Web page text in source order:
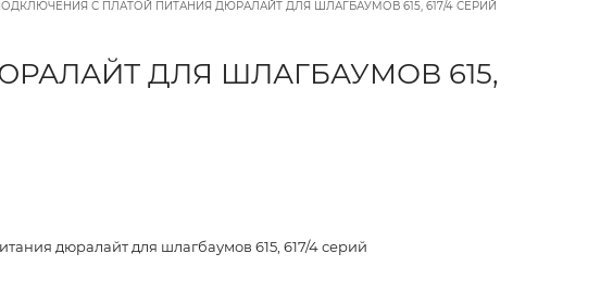
С ПЛАТОЙ ПИТАНИЯ ДЮРАЛАЙТ ДЛЯ ШЛАГБАУМОВ 615, 617/4 СЕРИЙ
ДЛЯ ШЛАГБАУМОВ 615,
дюралайт для шлагбаумов 615, 617/4 серий